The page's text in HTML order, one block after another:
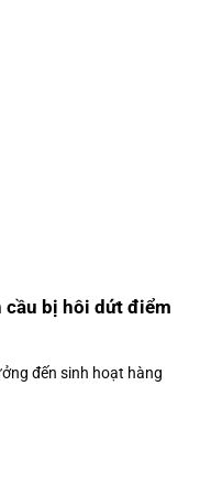
cầu bị hôi dứt điểm
đến sinh hoạt hàng